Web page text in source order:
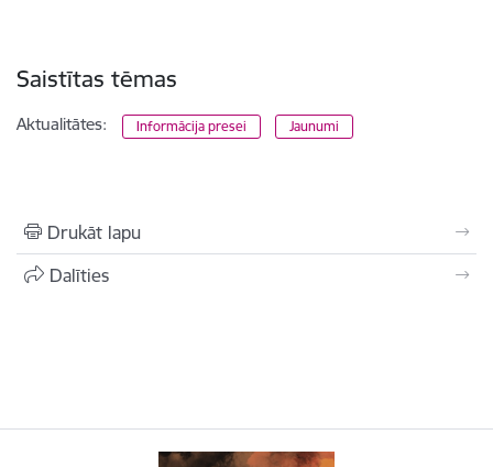
Saistītas tēmas
Aktualitātes: Informācija presei Jaunumi
Drukāt lapu
Dalīties